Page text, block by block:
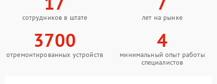
сотрудников в штате лет на рынке
3700
отремонтированных устройств
4
минимальный опыт работы
специалистов